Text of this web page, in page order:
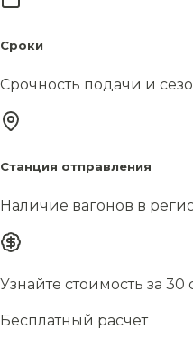
Сроки
Срочность подачи и
Станция отправления
Наличие вагонов в
Узнайте стоимость за 30
Бесплатный расчёт